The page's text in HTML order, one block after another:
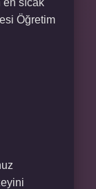
sıcak
Öğretim